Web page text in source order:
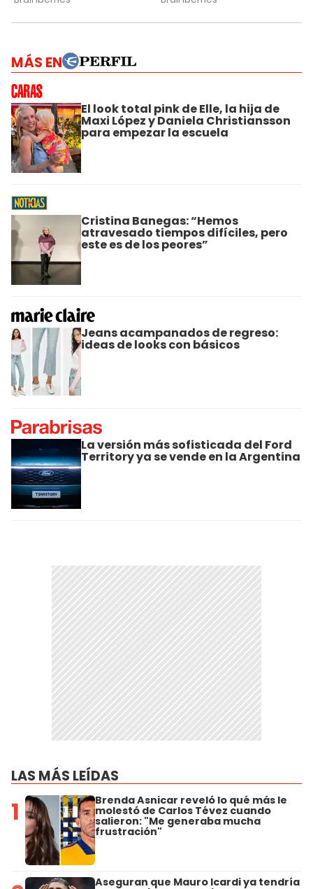
MÁS EN
El look total pink de Elle, la hija de
Maxi López y Daniela Christiansson
para empezar la escuela
Cristina Banegas: “Hemos
atravesado tiempos difíciles, pero
este es de los peores”
Jeans acampanados de regreso:
ideas de looks con básicos
La versión más sofisticada del Ford
Territory ya se vende en la Argentina
LAS MÁS LEÍDAS
1 Brenda Asnicar reveló lo qué más le
molestó de Carlos Tévez cuando
salieron: "Me generaba mucha
frustración"
Aseguran que Mauro Icardi ya tendría